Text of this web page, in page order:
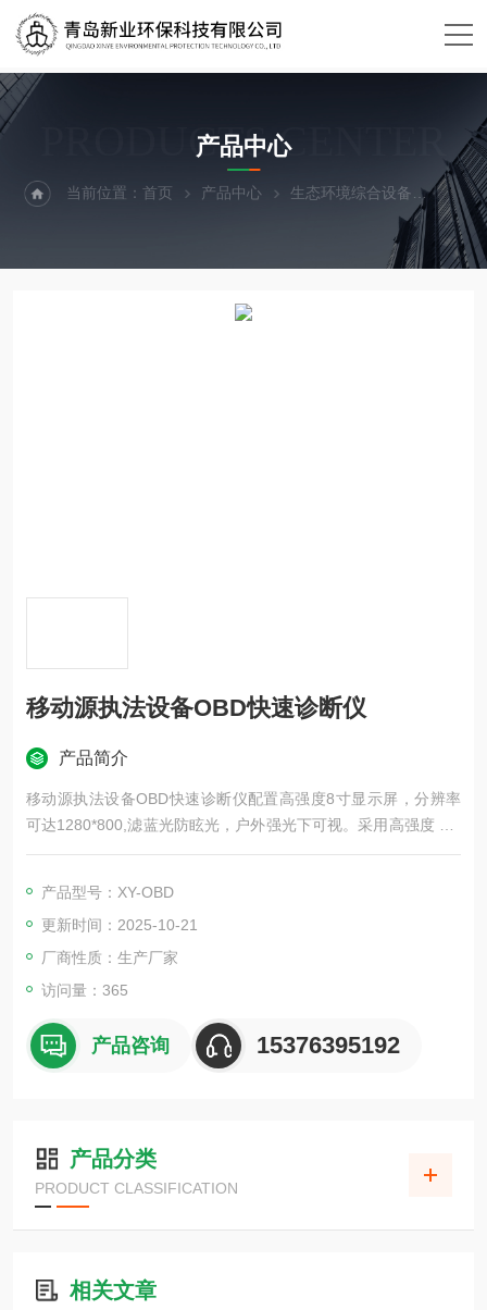
PRODUCTS CENTER
产品中心
当前位置：首页 产品中心 生态环境综合设备 OBD
移动源执法设备OBD快速诊断仪
产品简介
移动源执法设备OBD快速诊断仪配置高强度8寸显示屏，分辨率
可达1280*800,滤蓝光防眩光，户外强光下可视。采用高强度 TP,
为其带来抗磨性能
产品型号：XY-OBD
更新时间：2025-10-21
厂商性质：生产厂家
访问量：365
产品咨询 15376395192
产品分类
PRODUCT CLASSIFICATION
相关文章